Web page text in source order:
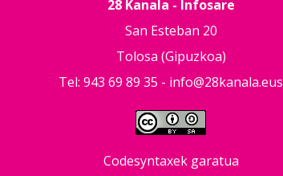
28 Kanala - Infosare
San Esteban 20
Tolosa (Gipuzkoa)
Tel: 943 69 89 35 - info@28kanala.eus
Codesyntaxek garatua